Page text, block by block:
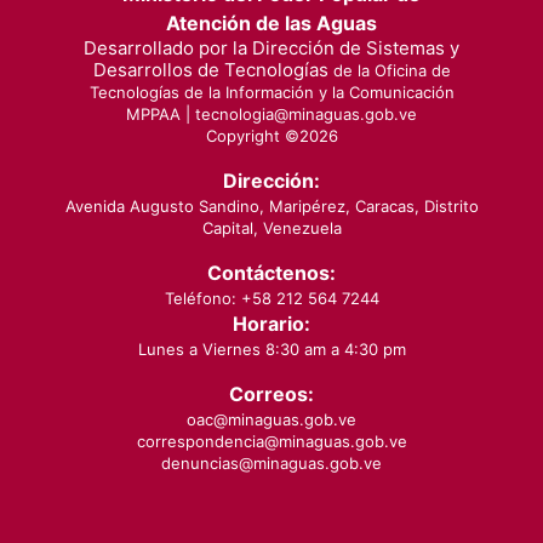
Atención de las Aguas
Desarrollado por la Dirección de Sistemas y
Desarrollos de Tecnologías de la Oficina de
Tecnologías de la Información y la Comunicación
MPPAA | tecnologia@minaguas.gob.ve
Copyright ©2026
Dirección:
Avenida Augusto Sandino, Maripérez, Caracas, Distrito
Capital, Venezuela
Contáctenos:
Teléfono: +58 212 564 7244
Horario:
Lunes a Viernes 8:30 am a 4:30 pm
Correos:
oac@minaguas.gob.ve
correspondencia@minaguas.gob.ve
denuncias@minaguas.gob.ve